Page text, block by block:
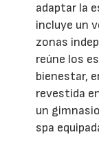
adaptar la
incluye un
zonas
reúne los
bienestar,
revestida
un
spa